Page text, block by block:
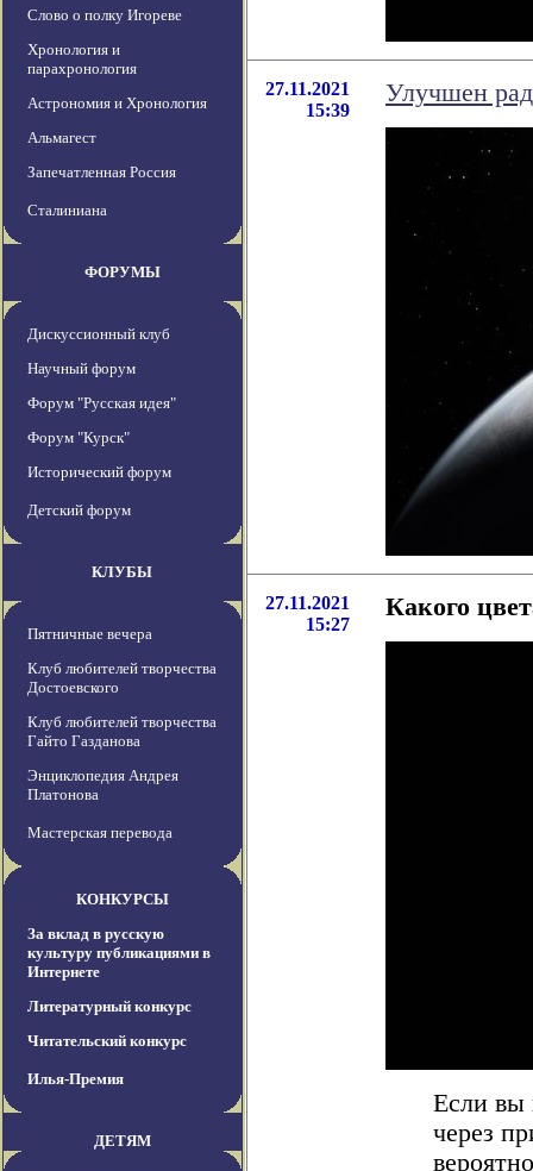
Слово о полку Игореве
Хронология и
парахронология
Астрономия и Хронология
Альмагест
Запечатленная Россия
Сталиниана
ФОРУМЫ
Дискуссионный клуб
Научный форум
Форум "Русская идея"
Форум "Курск"
Исторический форум
Детский форум
КЛУБЫ
Пятничные вечера
Клуб любителей творчества
Достоевского
Клуб любителей творчества
Гайто Газданова
Энциклопедия Андрея
Платонова
Мастерская перевода
КОНКУРСЫ
За вклад в русскую
культуру публикациями в
Интернете
Литературный конкурс
Читательский конкурс
Илья-Премия
ДЕТЯМ
27.11.2021
15:39
Улучшен
27.11.2021
15:27
Какого
Если вы
через